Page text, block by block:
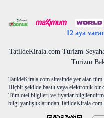
12 aya
TatildeKirala.com Turizm
Turizm
TatildeKirala.com sitesinde yer alan
Hiçbir şekilde basılı veya elektronik bir
Tüm otel bilgileri ve fiyatlar
bilgi yanlışlıklarından